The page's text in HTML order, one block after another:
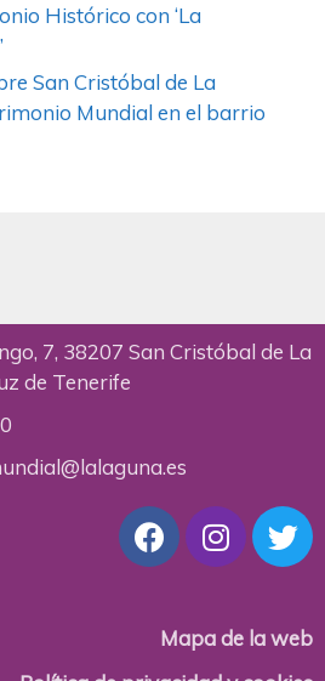
Histórico con ‘La
San Cristóbal de La
Mundial en el barrio
7, 38207 San Cristóbal de La
de Tenerife
Mapa de la web